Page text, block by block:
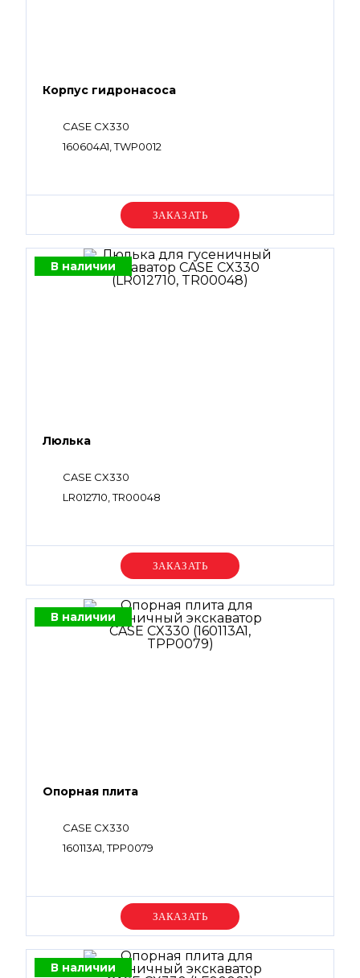
Корпус гидронасоса
CASE CX330
160604A1, TWP0012
Уточняйте цену
В наличии
Люлька
CASE CX330
LR012710, TR00048
Уточняйте цену
В наличии
Опорная плита
CASE CX330
160113A1, TPP0079
Уточняйте цену
В наличии